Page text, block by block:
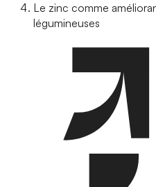
Le zinc comme
légumineuses